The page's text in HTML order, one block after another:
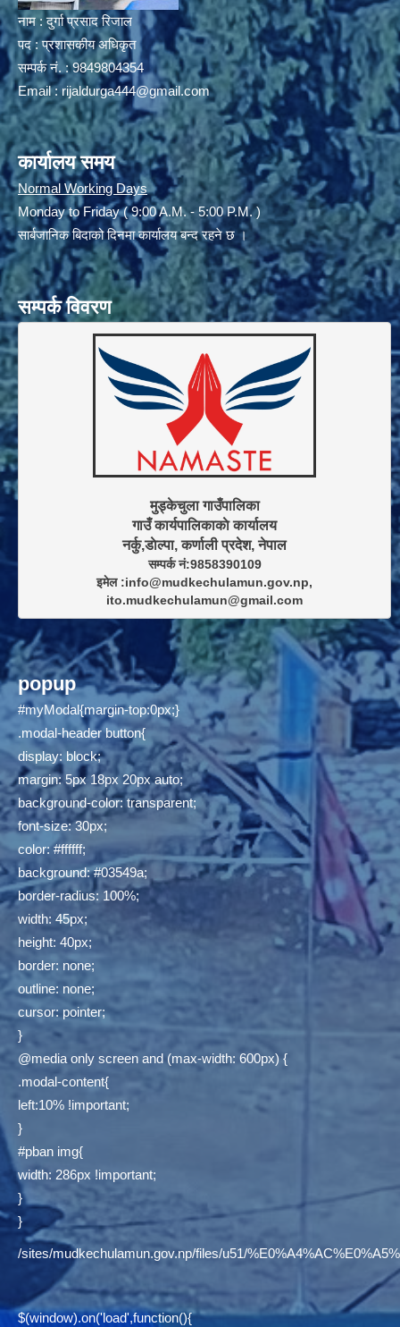
नाम : दुर्गा प्रसाद रिजाल
पद : प्रशासकीय अधिकृत
सम्पर्क नं. : 9849804354
Email : rijaldurga444@gmail.com
कार्यालय समय
Normal Working Days
Monday to Friday ( 9:00 A.M. - 5:00 P.M. )
सार्बजानिक बिदाको दिनमा कार्यालय बन्द रहने छ ।
सम्पर्क विवरण
मुड्केचुला गाउँपालिका
गाउँ कार्यपालिकाकाे कार्यालय
सम्पर्क नं:9858390109
इमेल :info@mudkechulamun.gov.np,
ito.mudkechulamun@gmail.com
popup
#myModal{margin-top:0px;}
.modal-header button{
display: block;
margin: 5px 18px 20px auto;
background-color: transparent;
font-size: 30px;
color: #ffffff;
background: #03549a;
border-radius: 100%;
width: 45px;
height: 40px;
border: none;
outline: none;
cursor: pointer;
}
@media only screen and (max-width: 600px) {
.modal-content{
left:10% !important;
}
#pban img{
width: 286px !important;
}
}
/sites/mudkechulamun.gov.np/files/u51/
$(window).on('load',function(){